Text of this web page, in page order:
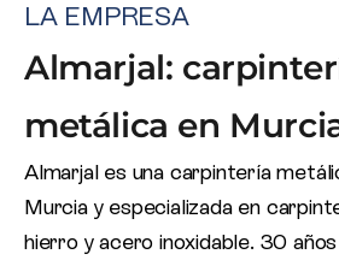
LA EMPRESA
Almarjal:
metálica en
Almarjal es una carpintería
Murcia y especializada en
hierro y acero inoxidable. 30